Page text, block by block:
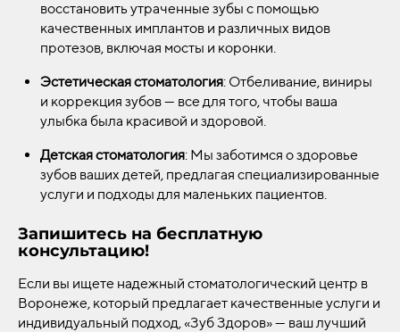
восстановить утраченные зубы с помощью
качественных имплантов и различных видов
протезов, включая мосты и коронки.
Эстетическая стоматология: Отбеливание, виниры
и коррекция зубов — все для того, чтобы ваша
улыбка была красивой и здоровой.
Детская стоматология: Мы заботимся о здоровье
зубов ваших детей, предлагая специализированные
услуги и подходы для маленьких пациентов.
Запишитесь на бесплатную
консультацию!
Если вы ищете надежный стоматологический центр в
Воронеже, который предлагает качественные услуги и
индивидуальный подход, «Зуб Здоров» — ваш лучший